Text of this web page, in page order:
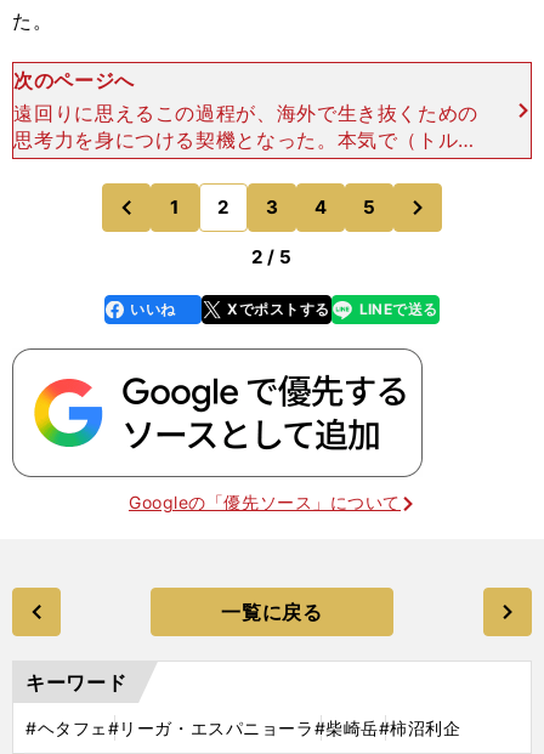
た。
次のページへ
遠回りに思えるこの過程が、海外で生き抜くための
思考力を身につける契機となった。本気で（トル）
自身の人生と向き合い、出した結論は"日本からの
脱出"だった。「いろんな人から、『海外と日本で
はサッカー感や常
前
のページへ
1 2 3 4 5
のページへ
2 / 5
faceboo
k
いいね Xでポストする
line LINEで送る
Googleの「優先ソース」について
一覧に戻る
キーワード
#ヘタフェ #リーガ・エスパニョーラ#柴崎岳#柿沼利企